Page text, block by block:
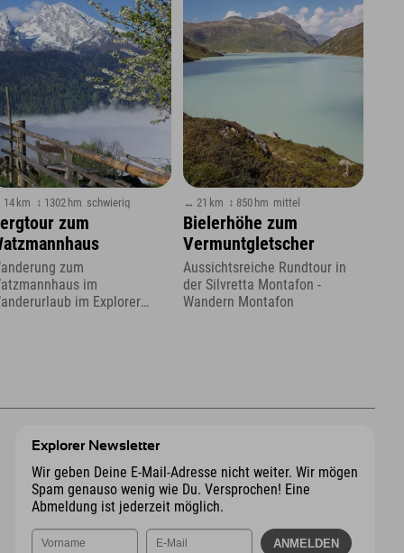
km ↕ 1302 hm schwierig
zum
zum
im
im Explorer
↔ 21 km ↕ 850 hm mittel
Bielerhöhe zum
Vermuntgletscher
Aussichtsreiche Rundtour in
der Silvretta Montafon -
Wandern Montafon
Explorer Newsletter
Wir geben Deine E-Mail-Adresse nicht weiter. Wir mögen
Spam genauso wenig wie Du. Versprochen! Eine
Abmeldung ist jederzeit möglich.